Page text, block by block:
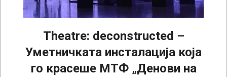
Theatre: deconstructed –
Уметничката инсталација која
го красеше МТФ „Денови на